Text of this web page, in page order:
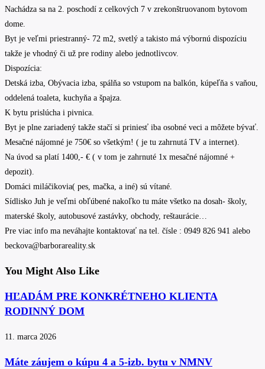
Nachádza sa na 2. poschodí z celkových 7 v zrekonštruovanom bytovom
dome.
Byt je veľmi priestranný- 72 m2, svetlý a takisto má výbornú dispozíciu
takže je vhodný či už pre rodiny alebo jednotlivcov.
Dispozícia:
Detská izba, Obývacia izba, spálňa so vstupom na balkón, kúpeľňa s vaňou,
oddelená toaleta, kuchyňa a špajza.
K bytu prislúcha i pivnica.
Byt je plne zariadený takže stačí si priniesť iba osobné veci a môžete bývať.
Mesačné nájomné je 750€ so všetkým! ( je tu zahrnutá TV a internet).
Na úvod sa platí 1400,- € ( v tom je zahrnuté 1x mesačné nájomné +
depozit).
Domáci miláčikovia( pes, mačka, a iné) sú vítané.
Sídlisko Juh je veľmi obľúbené nakoľko tu máte všetko na dosah- školy,
materské školy, autobusové zastávky, obchody, reštaurácie…
Pre viac info ma neváhajte kontaktovať na tel. čísle : 0949 826 941 alebo
beckova@barborareality.sk
You Might Also Like
HĽADÁM PRE KONKRÉTNEHO KLIENTA
RODINNÝ DOM
11. marca 2026
Máte záujem o kúpu 4 a 5-izb. bytu v NMNV